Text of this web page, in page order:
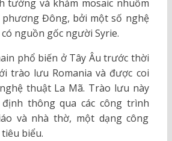
tường và khảm mosaic nhuốm
Đông, bởi một số nghệ
nguồn gốc người Syrie.
phổ biến ở Tây Âu trước thời
trào lưu Romania và được coi
thuật La Mã. Trào lưu này
thông qua các công trình
và nhà thờ, một dạng công
biểu.